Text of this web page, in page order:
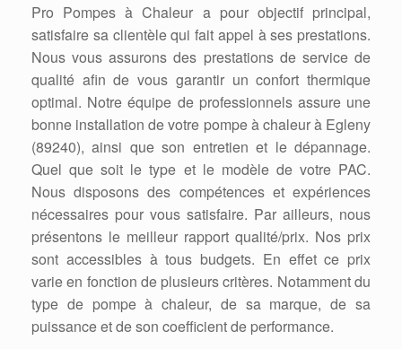
Pro Pompes à Chaleur a pour objectif principal,
satisfaire sa clientèle qui fait appel à ses prestations.
Nous vous assurons des prestations de service de
qualité afin de vous garantir un confort thermique
optimal. Notre équipe de professionnels assure une
bonne installation de votre pompe à chaleur à Egleny
(89240), ainsi que son entretien et le dépannage.
Quel que soit le type et le modèle de votre PAC.
Nous disposons des compétences et expériences
nécessaires pour vous satisfaire. Par ailleurs, nous
présentons le meilleur rapport qualité/prix. Nos prix
sont accessibles à tous budgets. En effet ce prix
varie en fonction de plusieurs critères. Notamment du
type de pompe à chaleur, de sa marque, de sa
puissance et de son coefficient de performance.